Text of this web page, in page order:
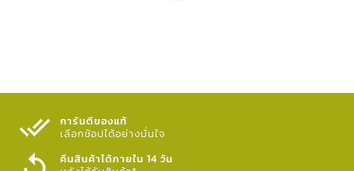
การันตีของแท้
เลือกช้อปได้อย่างมั่นใจ​
คืนสินค้าได้ภายใน 14 วัน